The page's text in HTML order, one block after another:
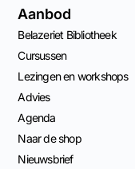
Aanbod
Belazeriet Bibliotheek
Cursussen
Lezingen en workshops
Advies
Agenda
Naar de shop
Nieuwsbrief